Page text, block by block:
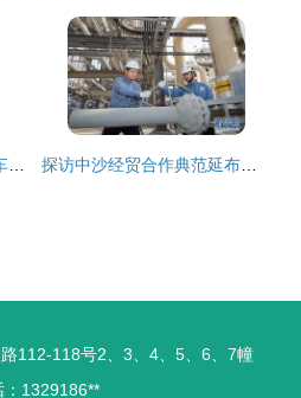
112-118号2、3、4、5、6、7幢
：1329186**